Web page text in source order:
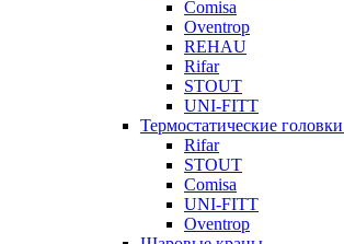
Comisa
Oventrop
REHAU
Rifar
STOUT
UNI-FITT
Термостатические головки
Rifar
STOUT
Comisa
UNI-FITT
Oventrop